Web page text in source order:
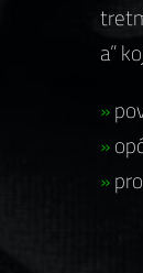
a”
»
»
»